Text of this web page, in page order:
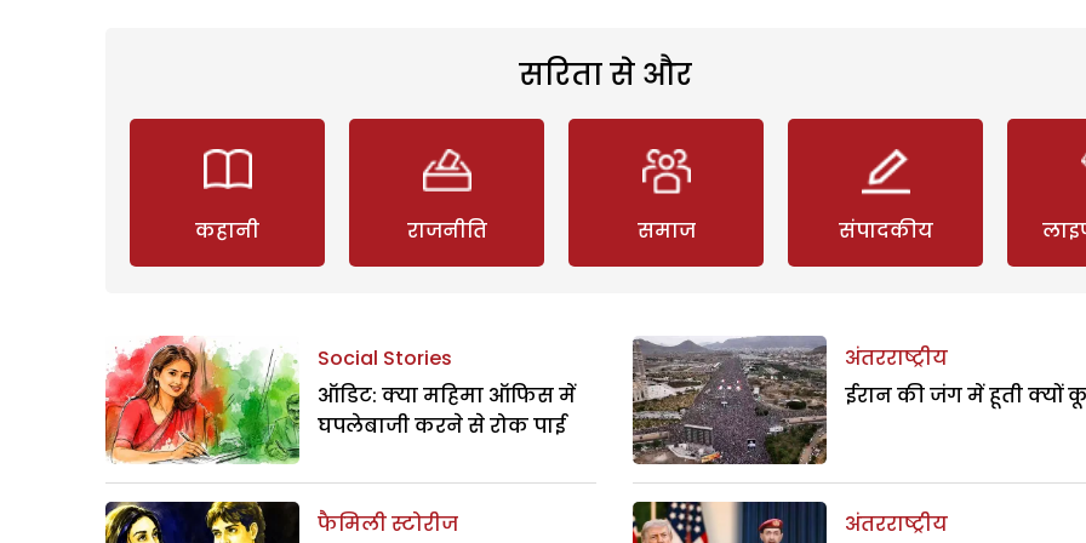
सरिता से और
कहानी राजनीति समाज संपादकीय
Social Stories
ऑडिट: क्या महिमा ऑफिस में
घपलेबाजी करने से रोक पाई
फैमिली स्टोरीज
अंतरराष्ट्रीय
ईरान की जंग में हूती क्यों
अंतरराष्ट्रीय